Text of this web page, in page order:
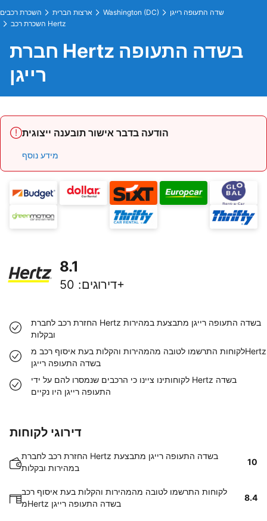
השכרת רכבים ארצות הברית Washington (DC)
שדה התעופה רייגן
השכרת רכב Hertz
חברת Hertz בשדה התעופה
רייגן
הודעה בדבר אישור תובענה ייצוגית
מידע נוסף
8.1
דירוגים: 50+
החזרת רכב לחברת Hertz בשדה התעופה רייגן מתבצעת במהירות
ובקלות
לקוחות התרשמו לטובה מהמהירות והקלות בעת איסוף רכב מHertz
בשדה התעופה רייגן
לקוחותינו ציינו כי הרכבים שנמסרו להם על ידי Hertz בשדה
התעופה רייגן היו נקיים
דירוגי לקוחות
החזרת רכב לחברת Hertz בשדה התעופה רייגן מתבצעת
במהירות ובקלות
10
לקוחות התרשמו לטובה מהמהירות והקלות בעת איסוף רכב
מHertz בשדה התעופה רייגן
8.4